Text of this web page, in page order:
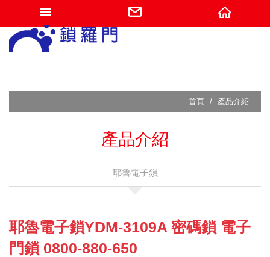
網站名稱
首頁 產品介紹
產品介紹
耶魯電子鎖
耶魯電子鎖YDM-3109A 密碼鎖 電子
門鎖 0800-880-650